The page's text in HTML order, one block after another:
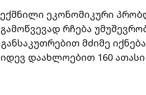
ეკონომიკური
რჩება
მძიმე
დაახლოებით 160 ათასი